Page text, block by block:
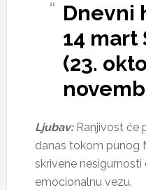
Dnevni
14 mart
(23.
Ljubav:Ranjivost će
danas tokom punog
skrivene
emocionalnu vezu.